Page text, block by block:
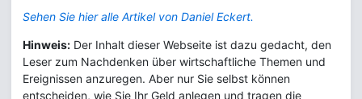
Sehen Sie hier alle Artikel von Daniel Eckert.
Hinweis: Der Inhalt dieser Webseite ist dazu gedacht, den
Leser zum Nachdenken über wirtschaftliche Themen und
Ereignissen anzuregen. Aber nur Sie selbst können
entscheiden, wie Sie Ihr Geld anlegen und tragen die